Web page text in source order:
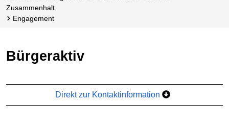
Zusammenhalt
Engagement
bürgeraktiv
Direkt zur Kontaktinformation